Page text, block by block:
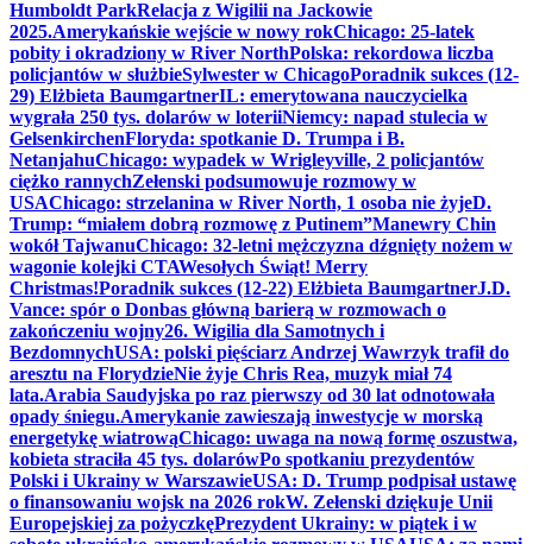
Humboldt ParkRelacja z Wigilii na Jackowie
2025.Amerykańskie wejście w nowy rokChicago: 25-latek
pobity i okradziony w River NorthPolska: rekordowa liczba
policjantów w służbieSylwester w ChicagoPoradnik sukces (12-
29) Elżbieta BaumgartnerIL: emerytowana nauczycielka
wygrała 250 tys. dolarów w loteriiNiemcy: napad stulecia w
GelsenkirchenFloryda: spotkanie D. Trumpa i B.
NetanjahuChicago: wypadek w Wrigleyville, 2 policjantów
ciężko rannychZełenski podsumowuje rozmowy w
USAChicago: strzelanina w River North, 1 osoba nie żyjeD.
Trump: “miałem dobrą rozmowę z Putinem”Manewry Chin
wokół TajwanuChicago: 32-letni mężczyzna dźgnięty nożem w
wagonie kolejki CTAWesołych Świąt! Merry
Christmas!Poradnik sukces (12-22) Elżbieta BaumgartnerJ.D.
Vance: spór o Donbas główną barierą w rozmowach o
zakończeniu wojny26. Wigilia dla Samotnych i
BezdomnychUSA: polski pięściarz Andrzej Wawrzyk trafił do
aresztu na FlorydzieNie żyje Chris Rea, muzyk miał 74
lata.Arabia Saudyjska po raz pierwszy od 30 lat odnotowała
opady śniegu.Amerykanie zawieszają inwestycje w morską
energetykę wiatrowąChicago: uwaga na nową formę oszustwa,
kobieta straciła 45 tys. dolarówPo spotkaniu prezydentów
Polski i Ukrainy w WarszawieUSA: D. Trump podpisał ustawę
o finansowaniu wojsk na 2026 rokW. Zełenski dziękuje Unii
Europejskiej za pożyczkęPrezydent Ukrainy: w piątek i w